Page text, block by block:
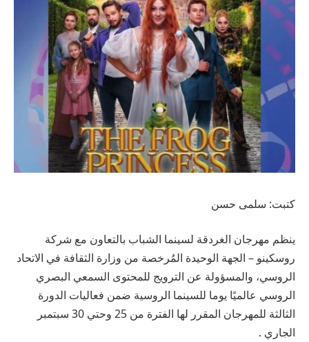
كتبت: سلمى حسن
ينظم مهرجان الغردقة لسينما الشباب بالتعاون مع شركة
روسكينو – الجهة الوحيدة المُرخصة من وزارة الثقافة في الاتحاد
الروسي، والمسؤولة عن الترويج للمحتوى السمعي البصري
الروسي عالميًا يوما للسينما الروسية ضمن فعاليات الدورة
الثالثة للمهرجان المقرر لها الفترة من 25 وحتي 30 سبتمبر
الجاري .